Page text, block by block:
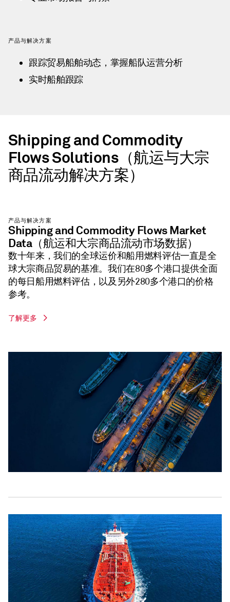
产品与解决方案
跟踪贸易船舶动态，掌握船队运营分析
实时船舶跟踪
Shipping and Commodity
Flows Solutions（航运与大宗
商品流动解决方案）
产品与解决方案
Shipping and Commodity Flows Market
Data（航运和大宗商品流动市场数据）
数十年来，我们的全球运价和船用燃料评估一直是全
球大宗商品贸易的基准。我们在80多个港口提供全面
的每日船用燃料评估，以及另外280多个港口的价格
参考。
了解更多